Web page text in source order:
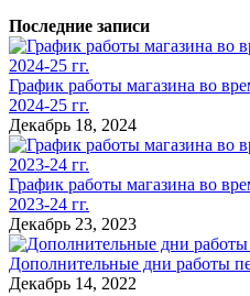
Последние записи
График работы магазина во
2024-25 гг.
Декабрь 18, 2024
График работы магазина во
2023-24 гг.
Декабрь 23, 2023
Дополнительные дни работы
Декабрь 14, 2022